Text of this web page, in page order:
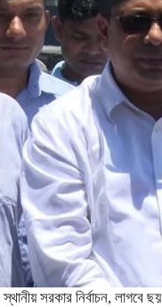
সরকার নির্বাচন, লাগবে ছয়